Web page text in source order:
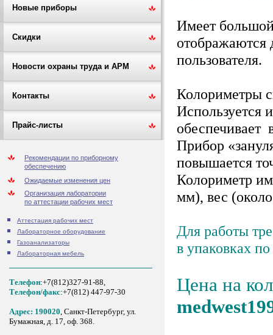
Новые приборы
Скидки
Новости охраны труда и АРМ
Контакты
Прайс-листы
Рекомендации по приборному
обеспечению
Ожидаемые изменения цен
Организация лаборатории
по аттестации рабочих мест
Аттестация рабочих мест
Лабораторное оборудование
Газоанализаторы
Лабораторная мебель
Телефон:+7(812)327-91-88,
Tелефон/факс:+7(812) 447-97-30
Адрес: 190020, Санкт-Петербург, ул.
Бумажная, д. 17, оф. 368.
Имеет
отображаются
пользователя.
Колориметры
Используется
обеспечивает
Прибор
повышается
Колориметр
мм), вес
Для работы
в упаковках
Цена на